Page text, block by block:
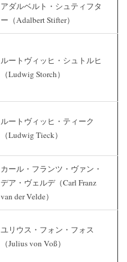
アダルベルト・シュティフタ
ー（Adalbert Stifter）
ルートヴィッヒ・シュトルヒ
（Ludwig Storch）
ルートヴィッヒ・ティーク
（Ludwig Tieck）
カール・フランツ・ヴァン・
デア・ヴェルデ（Carl Franz
van der Velde）
ユリウス・フォン・フォス
（Julius von Voß）